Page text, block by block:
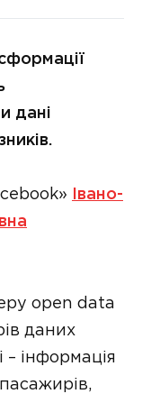
дані
Івано-
open data
даних
– інформація